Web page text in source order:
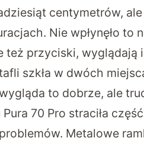
centymetrów,
Nie wpłynęło to
też przyciski, wyglądają
szkła w dwóch
to dobrze, ale
70 Pro straciła
Metalowe